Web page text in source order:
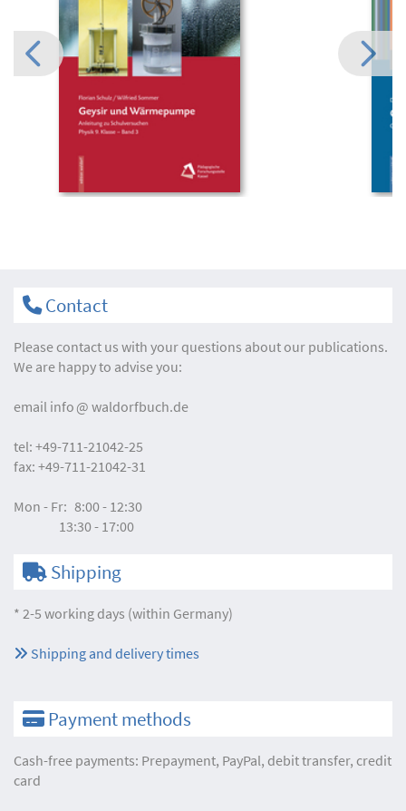
Contact
Please contact us with your questions about our publications.
We are happy to advise you:
email info waldorfbuch.de
tel: +49-711-21042-25
fax: +49-711-21042-31
Mon - Fr: 8:00 - 12:30
13:30 - 17:00
Shipping
* 2-5 working days (within Germany)
Shipping and delivery times
Payment methods
Cash-free payments: Prepayment, PayPal, debit transfer, credit
card